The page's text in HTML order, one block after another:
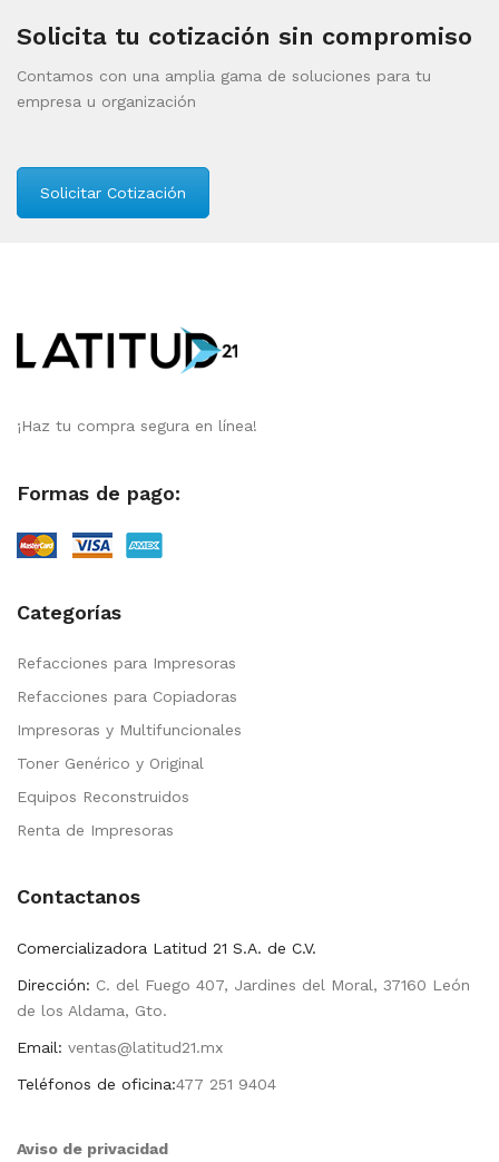
Solicita tu cotización sin compromiso
Contamos con una amplia gama de soluciones para tu
empresa u organización
Solicitar Cotización
¡Haz tu compra segura en línea!
Formas de pago:
Categorías
Refacciones para Impresoras
Refacciones para Copiadoras
Impresoras y Multifuncionales
Toner Genérico y Original
Equipos Reconstruidos
Renta de Impresoras
Contactanos
Comercializadora Latitud 21 S.A. de C.V.
Dirección: C. del Fuego 407, Jardines del Moral, 37160 León
de los Aldama, Gto.
Email: ventas@latitud21.mx
Teléfonos de oficina:477 251 9404
Aviso de privacidad